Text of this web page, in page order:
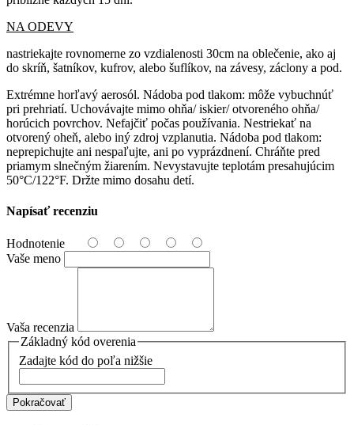
NA ODEVY
nastriekajte rovnomerne zo vzdialenosti 30cm na oblečenie, ako aj
do skríň, šatníkov, kufrov, alebo šuflíkov, na závesy, záclony a pod.
Extrémne horľavý aerosól. Nádoba pod tlakom: môže vybuchnúť
pri prehriatí. Uchovávajte mimo ohňa/ iskier/ otvoreného ohňa/
horúcich povrchov. Nefajčiť počas používania. Nestriekať na
otvorený oheň, alebo iný zdroj vzplanutia. Nádoba pod tlakom:
neprepichujte ani nespaľujte, ani po vyprázdnení. Chráňte pred
priamym slnečným žiarením. Nevystavujte teplotám presahujúcim
50°C/122°F. Držte mimo dosahu detí.
Napísať recenziu
Hodnotenie
Vaše meno
Vaša recenzia
Základný kód overenia
Zadajte kód do poľa nižšie
Pokračovať